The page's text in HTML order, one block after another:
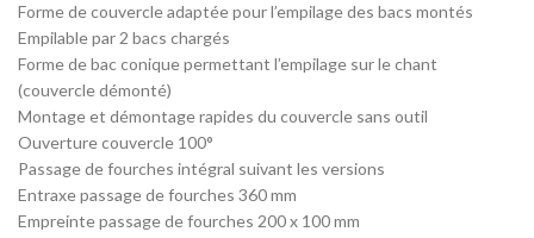
Forme de couvercle adaptée pour l’empilage des bacs montés
Empilable par 2 bacs chargés
Forme de bac conique permettant l’empilage sur le chant
(couvercle démonté)
Montage et démontage rapides du couvercle sans outil
Ouverture couvercle 100°
Passage de fourches intégral suivant les versions
Entraxe passage de fourches 360 mm
Empreinte passage de fourches 200 x 100 mm